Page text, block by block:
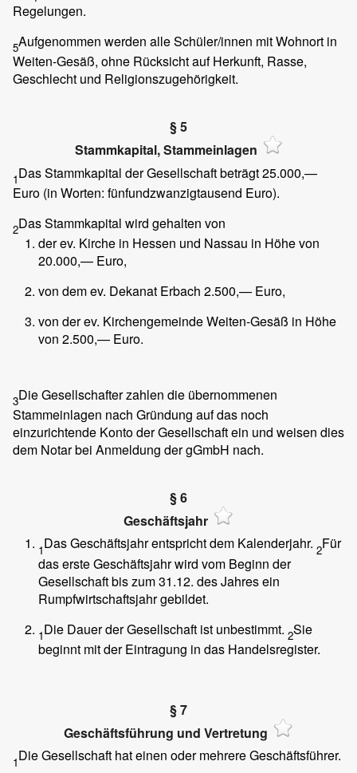
Regelungen.
5Aufgenommen werden alle Schüler/innen mit Wohnort in
Weiten-Gesäß, ohne Rücksicht auf Herkunft, Rasse,
Geschlecht und Religionszugehörigkeit.
§ 5
Stammkapital, Stammeinlagen
1Das Stammkapital der Gesellschaft beträgt 25.000,—
Euro (in Worten: fünfundzwanzigtausend Euro).
2Das Stammkapital wird gehalten von
der ev. Kirche in Hessen und Nassau in Höhe von
20.000,— Euro,
von dem ev. Dekanat Erbach 2.500,— Euro,
von der ev. Kirchengemeinde Weiten-Gesäß in Höhe
von 2.500,— Euro.
3Die Gesellschafter zahlen die übernommenen
Stammeinlagen nach Gründung auf das noch
einzurichtende Konto der Gesellschaft ein und weisen dies
dem Notar bei Anmeldung der gGmbH nach.
§ 6
Geschäftsjahr
1Das Geschäftsjahr entspricht dem Kalenderjahr. 2Für
das erste Geschäftsjahr wird vom Beginn der
Gesellschaft bis zum 31.12. des Jahres ein
Rumpfwirtschaftsjahr gebildet.
1Die Dauer der Gesellschaft ist unbestimmt. 2Sie
beginnt mit der Eintragung in das Handelsregister.
§ 7
Geschäftsführung und Vertretung
1Die Gesellschaft hat einen oder mehrere Geschäftsführer.